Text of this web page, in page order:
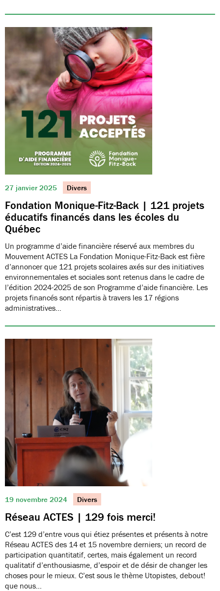
27 janvier 2025 Divers
Fondation Monique-Fitz-Back | 121 projets
éducatifs financés dans les écoles du
Québec
Un programme d’aide financière réservé aux membres du
Mouvement ACTES La Fondation Monique-Fitz-Back est fière
d’annoncer que 121 projets scolaires axés sur des initiatives
environnementales et sociales sont retenus dans le cadre de
l’édition 2024-2025 de son Programme d’aide financière. Les
projets financés sont répartis à travers les 17 régions
administratives…
19 novembre 2024 Divers
Réseau ACTES | 129 fois merci!
C’est 129 d’entre vous qui étiez présentes et présents à notre
Réseau ACTES des 14 et 15 novembre derniers; un record de
participation quantitatif, certes, mais également un record
qualitatif d’enthousiasme, d’espoir et de désir de changer les
choses pour le mieux. C’est sous le thème Utopistes, debout!
que nous…